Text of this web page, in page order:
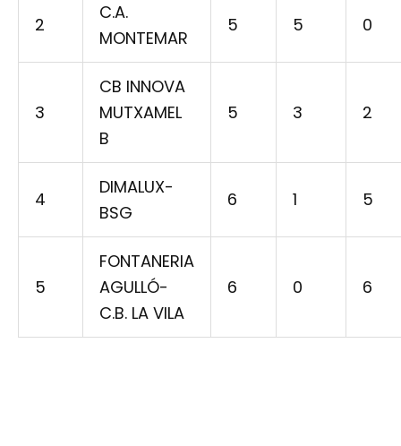
2
C.A.
MONTEMAR
5 5 0
3
CB INNOVA
MUTXAMEL
B
5 3 2
4
DIMALUX-
BSG
6 1 5
5
FONTANERIA
AGULLÓ-
C.B. LA VILA
6 0 6